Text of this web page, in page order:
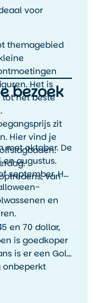
voor
themagebied
Het is
het beste
zit
Hier vind je
van
bezoek
met oktober. De
augustus.
september. Het
en
en 70 dollar,
is goedkoper
is er een Gold
onbeperkt